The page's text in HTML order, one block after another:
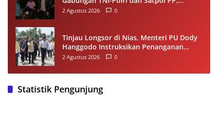
Antisipasi Curanmor hingga Balap Liar
2 Agustus 2026 0
Tinjau Longsor di Nias, Menteri PU Dody
Hanggodo Instruksikan Penanganan
Komprehensif agar Kerusakan Tak
2 Agustus 2026 0
Statistik Pengunjung